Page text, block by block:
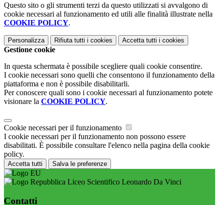
Questo sito o gli strumenti terzi da questo utilizzati si avvalgono di
cookie necessari al funzionamento ed utili alle finalità illustrate nella
COOKIE POLICY.
Personalizza Rifiuta tutti i cookies Accetta tutti i cookies
Gestione cookie
In questa schermata è possibile scegliere quali cookie consentire.
I cookie necessari sono quelli che consentono il funzionamento della
piattaforma e non è possibile disabilitarli.
Per conoscere quali sono i cookie necessari al funzionamento potete
visionare la COOKIE POLICY.
Cookie necessari per il funzionamento
I cookie necessari per il funzionamento non possono essere
disabilitati. È possibile consultare l'elenco nella pagina della cookie
policy.
Accetta tutti Salva le preferenze
Liceo Scientifico Leonardo Da Vinci
Contatti